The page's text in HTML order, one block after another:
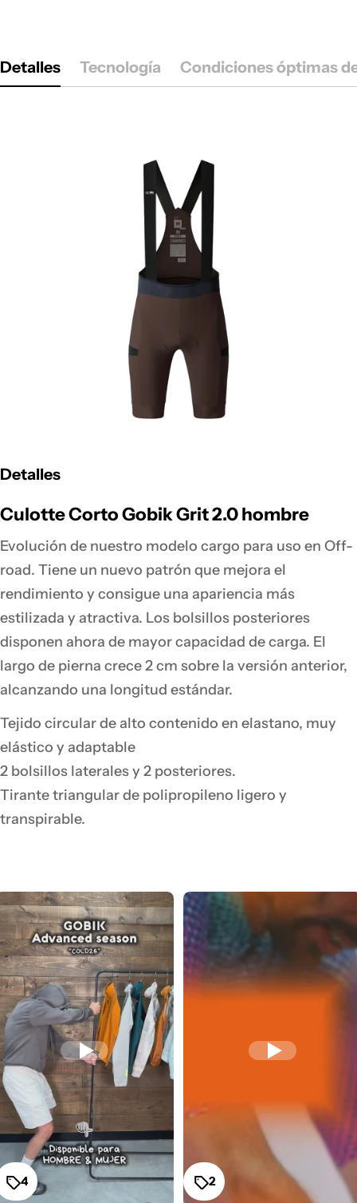
Detalles Tecnología Condiciones óptimas
Detalles
Culotte Corto Gobik Grit 2.0 hombre
Evolución de nuestro modelo cargo para uso en Off-
road. Tiene un nuevo patrón que mejora el
rendimiento y consigue una apariencia más
estilizada y atractiva. Los bolsillos posteriores
disponen ahora de mayor capacidad de carga. El
largo de pierna crece 2 cm sobre la versión anterior,
alcanzando una longitud estándar.
Tejido circular de alto contenido en elastano, muy
elástico y adaptable
2 bolsillos laterales y 2 posteriores.
Tirante triangular de polipropileno ligero y
transpirable.
4 2